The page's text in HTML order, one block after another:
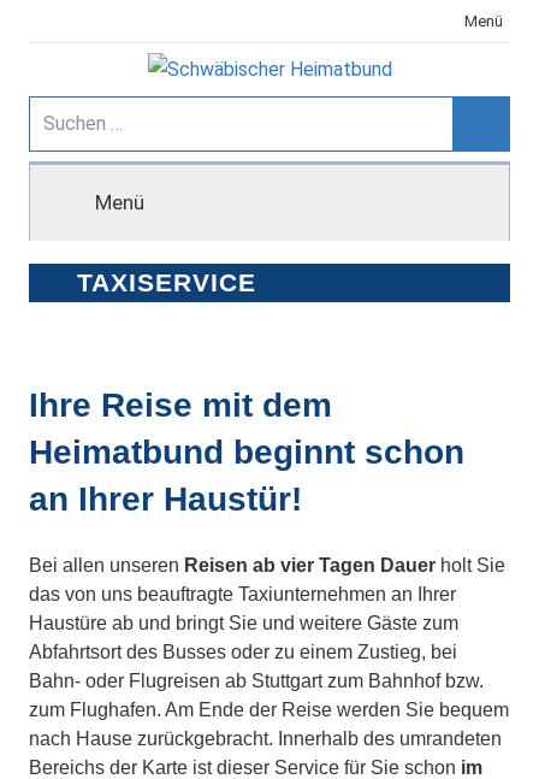
Inhalt
Menü
Schwäbischer
Heimatbund
Suchen
nach:
Menü
TAXISERVICE
Ihre Reise mit dem
Heimatbund beginnt schon
an Ihrer Haustür!
Bei allen unseren Reisen ab vier Tagen Dauer holt Sie
das von uns beauftragte Taxiunternehmen an Ihrer
Haustüre ab und bringt Sie und weitere Gäste zum
Abfahrtsort des Busses oder zu einem Zustieg, bei
Bahn- oder Flugreisen ab Stuttgart zum Bahnhof bzw.
zum Flughafen. Am Ende der Reise werden Sie bequem
nach Hause zurückgebracht. Innerhalb des umrandeten
Bereichs der Karte ist dieser Service für Sie schon im